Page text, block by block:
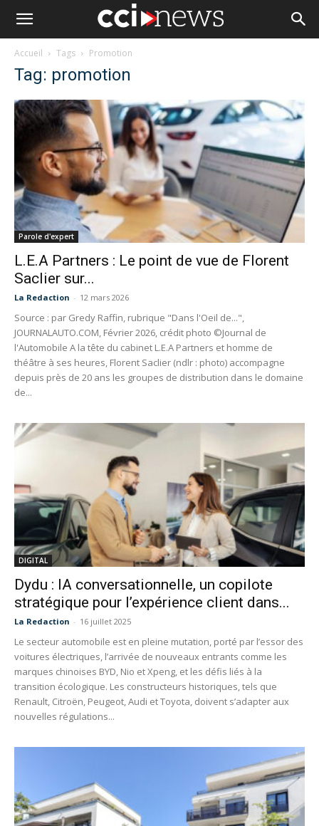
Accueil Tags Promotion
Tag: promotion
Parole d'expert
L.E.A Partners : Le point de vue de Florent
Saclier sur...
La Redaction - 12 mars 2026
Source : par Gredy Raffin, rubrique "Dans l'Oeil de...",
JOURNALAUTO.COM, Février 2026, crédit photo ©Journal de
l'Automobile A la tête du cabinet L.E.A Partners et homme de
théâtre à ses heures, Florent Saclier (ndlr : photo) accompagne
depuis près de 20 ans les groupes de distribution dans le domaine
de...
DIGITAL
Dydu : IA conversationnelle, un copilote
stratégique pour l’expérience client dans...
La Redaction - 16 juillet 2025
Le secteur automobile est en pleine mutation, porté par l’essor des
voitures électriques, l’arrivée de nouveaux entrants comme les
marques chinoises BYD, Nio et Xpeng, et les défis liés à la
transition écologique. Les constructeurs historiques, tels que
Renault, Citroën, Peugeot, Audi et Toyota, doivent s’adapter aux
nouvelles régulations...